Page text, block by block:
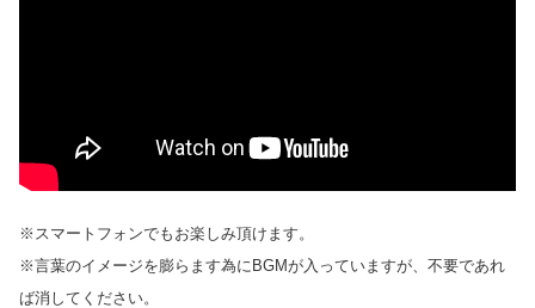
※スマートフォンでもお楽しみ頂けます。
※言葉のイメージを膨らます為にBGMが入っていますが、不要であれ
ば消してください。